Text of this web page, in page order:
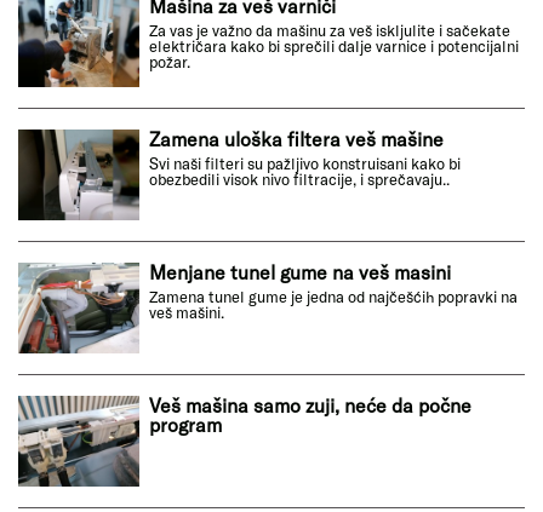
Mašina za veš varniči
Za vas je važno da mašinu za veš iskljulite i sačekate
električara kako bi sprečili dalje varnice i potencijalni
požar.
Zamena uloška filtera veš mašine
Svi naši filteri su pažljivo konstruisani kako bi
obezbedili visok nivo filtracije, i sprečavaju..
Menjane tunel gume na veš masini
Zamena tunel gume je jedna od najčešćih popravki na
veš mašini.
Veš mašina samo zuji, neće da počne
program